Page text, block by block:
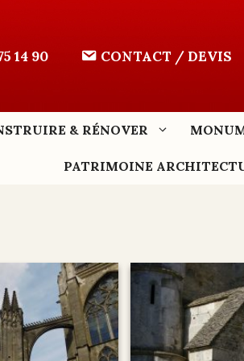
14 90 CONTACT / DEVIS
& RÉNOVER
PATRIMOINE